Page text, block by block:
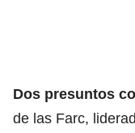
Dos presuntos
de las Farc,